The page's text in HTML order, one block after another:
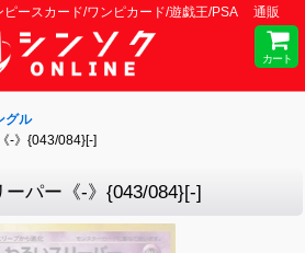
ピースカード/ワンピカード/遊戯王/PSA 通販
カート
グル
-》{043/084}[-]
ーパー《-》{043/084}[-]